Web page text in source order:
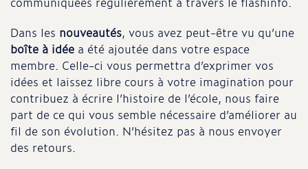
Dans les nouveautés, vous avez peut-être vu qu’une
boîte à idée a été ajoutée dans votre espace
membre. Celle-ci vous permettra d’exprimer vos
idées et laissez libre cours à votre imagination pour
contribuez à écrire l’histoire de l’école, nous faire
part de ce qui vous semble nécessaire d’améliorer au
fil de son évolution. N’hésitez pas à nous envoyer
des retours.